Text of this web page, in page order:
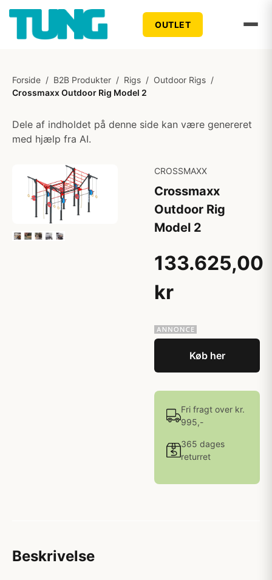
OUTLET
Forside / B2B Produkter / Rigs / Outdoor Rigs /
Crossmaxx Outdoor Rig Model 2
Dele af indholdet på denne side kan være genereret
med hjælp fra AI.
CROSSMAXX
Crossmaxx
Outdoor Rig
Model 2
133.625,00
kr
Køb her
Fri fragt over kr.
995,-
365 dages
returret
Beskrivelse